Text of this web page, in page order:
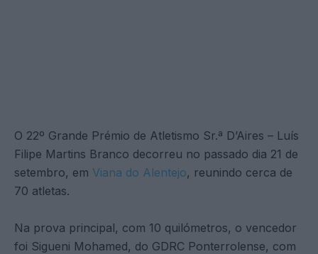
O 22º Grande Prémio de Atletismo Sr.ª D’Aires – Luís
Filipe Martins Branco decorreu no passado dia 21 de
setembro, em Viana do Alentejo, reunindo cerca de
70 atletas.
Na prova principal, com 10 quilómetros, o vencedor
foi Sigueni Mohamed, do GDRC Ponterrolense, com